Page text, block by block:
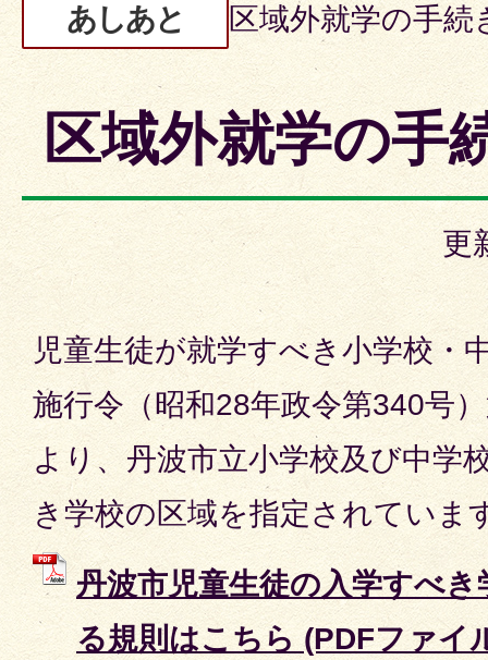
あしあと 区域外就学の手続
区域外就学の手
更
児童生徒が就学すべき小学校・
施行令（昭和28年政令第340号
より、丹波市立小学校及び中学
き学校の区域を指定されていま
丹波市児童生徒の入学すべ
る規則はこちら (PDFファイ